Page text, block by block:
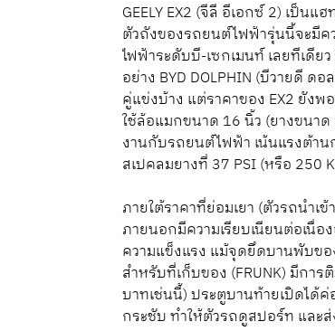
GEELY EX2 (จีลี อีเอกซ์ 2) เป็
ตัวถังของรถยนต์ไฟฟ้ารุ่นนี้จะมีค
ไฟฟ้าระดับบี-เซกเมนท์ เลยทีเดีย
อย่าง BYD DOLPHIN (บีวายดี
คู่แข่งบ้าง แต่ราคาของ EX2 ยัง
ใช้ล้อแมกขนาด 16 นิ้ว (ยางขนาด
งานกับรถยนต์ไฟฟ้า เน้นแรงต้า
สเปคลมยางที่ 37 PSI (หรือ 250
ภายใต้ราคาที่ย่อมเยา (ตัวรถนำ
ภายนอกมีความเรียบเนียนต่อเนื่
ความแข็งแรง แม้จุดยึดบานพับข
สำหรับที่เก็บของ (FRUNK) มีก
บาทเช่นนี้) ประตูบานท้ายเปิดได้
กระชับ ทำให้ตัวรถดูสปอร์ท และ